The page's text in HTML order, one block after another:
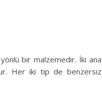
bir malzemedir. İki ana
Her iki tip de benzersiz